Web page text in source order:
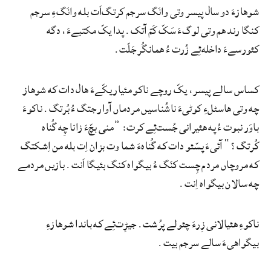
شوهازءَ دو سال پیسر وتی وانَگ سرجم کرتگ‌اَت بله وانَگءِ سرجم
کنگا رند هم وتی لوگءَ سَکّ کَمّ آتک. پدا یکّ مکتبےءَ، دگه
کئورسےءَ داخله‌ئِے زُرت ءُ همانگُر جَلّت.
کساس سالے پیسر، یکّ روچے ناکو مئیار یکّےءَ هال دات که شوهاز
چه وتی هاسٹلءِ کوٹیءَ ناشُناسیں مردماں آوار جتگ ءُ بُرتگ. ناکوءَ
باوَر نبوت ءُ په هئیرانی جُست‌ئِے کرت: ”منی بچّءَ زانا چِه گُناه
کُرتگ؟“ آئیءَ پسّئو دات که گُناهءَ شما وت بزان اِت بله من اِشکتگ
که مروچاں مردم چِست کنَگ ءُ بیگواه کنگ بئیگا اَنت. بازیں مردمے
چه سالان بیگواه اِنت.
ناکوءِ هئیالانی زِرءَ چئولے پرُشت. جیڑِت‌ئِے که باندا شوهازءِ
بیگواهیءَ سالے سرجم بیت.